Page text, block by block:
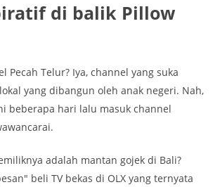
di balik Pillow
Pecah Telur? Iya, channel yang suka
yang dibangun oleh anak negeri. Nah,
beberapa hari lalu masuk channel
adalah mantan gojek di Bali?
beli TV bekas di OLX yang ternyata